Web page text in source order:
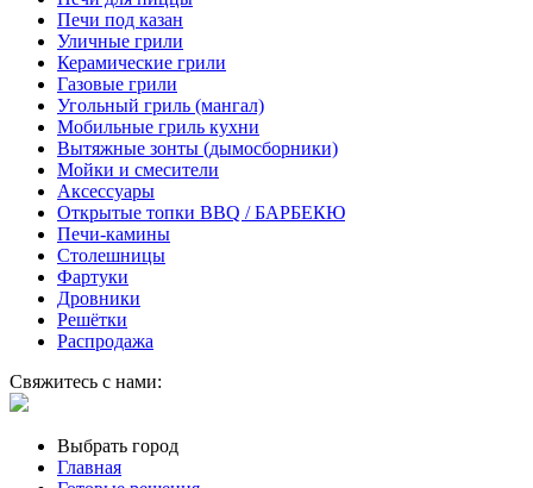
Печи под казан
Уличные грили
Керамические грили
Газовые грили
Угольный гриль (мангал)
Мобильные гриль кухни
Вытяжные зонты (дымосборники)
Мойки и смесители
Аксессуары
Открытые топки BBQ / БАРБЕКЮ
Печи-камины
Столешницы
Фартуки
Дровники
Решётки
Распродажа
Свяжитесь с нами:
Выбрать город
Главная